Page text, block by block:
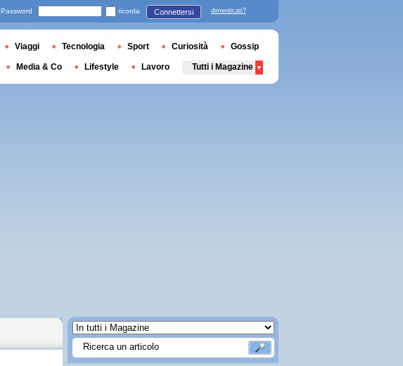
Password ricorda Connettersi dimenticati?
Viaggi Tecnologia Sport Curiosità Gossip
Media & Co Lifestyle Lavoro Tutti i Magazine